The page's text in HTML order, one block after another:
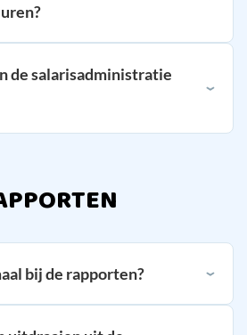
de salarisadministratie
bij de rapporten?